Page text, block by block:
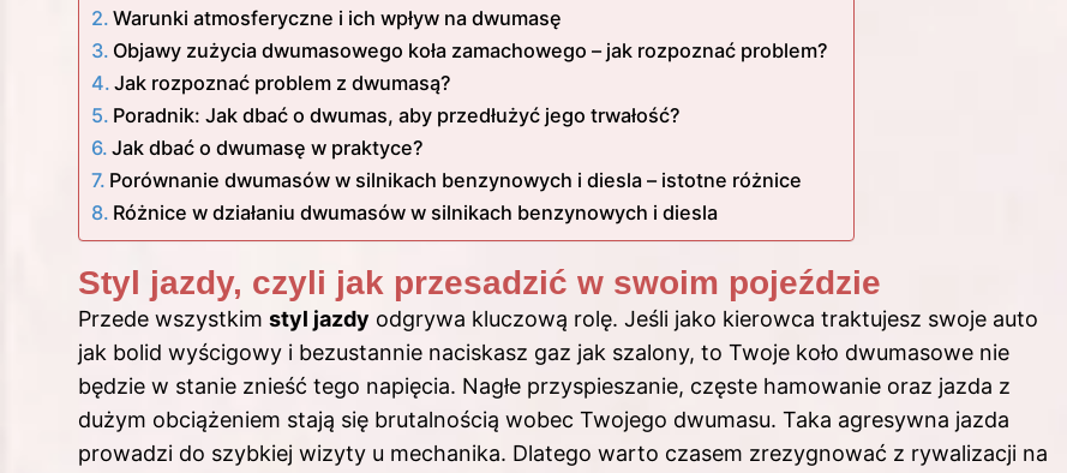
Warunki atmosferyczne i ich wpływ na dwumasę
Objawy zużycia dwumasowego koła zamachowego – jak rozpoznać problem?
Jak rozpoznać problem z dwumasą?
Poradnik: Jak dbać o dwumas, aby przedłużyć jego trwałość?
Jak dbać o dwumasę w praktyce?
Porównanie dwumasów w silnikach benzynowych i diesla – istotne różnice
Różnice w działaniu dwumasów w silnikach benzynowych i diesla
Styl jazdy, czyli jak przesadzić w swoim pojeździe
Przede wszystkim styl jazdy odgrywa kluczową rolę. Jeśli jako kierowca traktujesz swoje auto
jak bolid wyścigowy i bezustannie naciskasz gaz jak szalony, to Twoje koło dwumasowe nie
będzie w stanie znieść tego napięcia. Nagłe przyspieszanie, częste hamowanie oraz jazda z
dużym obciążeniem stają się brutalnością wobec Twojego dwumasu. Taka agresywna jazda
prowadzi do szybkiej wizyty u mechanika. Dlatego warto czasem zrezygnować z rywalizacji na